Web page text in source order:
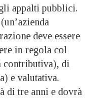
appalti pubblici.
deve essere
in regola col
contributiva), di
e valutativa.
di tre anni e dovrà